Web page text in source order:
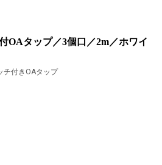
OAタップ／3個口／2m／ホワイ
チ付きOAタップ